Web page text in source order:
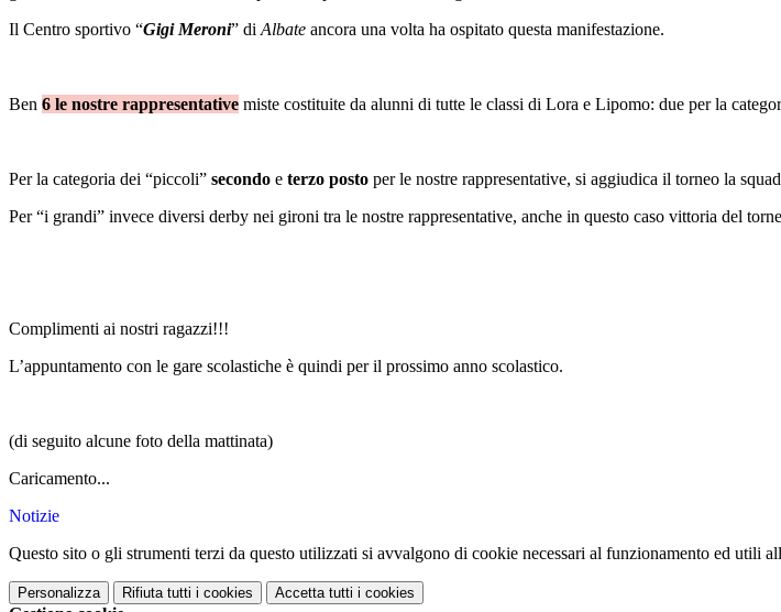
Il Centro sportivo “Gigi Meroni” di Albate ancora una volta ha ospitato questa manifestazione.
Ben 6 le nostre rappresentative miste costituite da alunni di tutte le classi di Lora e Lipomo: due per la
Per la categoria dei “piccoli” secondo e terzo posto per le nostre rappresentative, si aggiudica il torneo la
Per “i grandi” invece diversi derby nei gironi tra le nostre rappresentative, anche in questo caso vittoria del
Complimenti ai nostri ragazzi!!!
L’appuntamento con le gare scolastiche è quindi per il prossimo anno scolastico.
(di seguito alcune foto della mattinata)
Caricamento...
Notizie
Questo sito o gli strumenti terzi da questo utilizzati si avvalgono di cookie necessari al funzionamento ed utili
Personalizza Rifiuta tutti i cookies Accetta tutti i cookies